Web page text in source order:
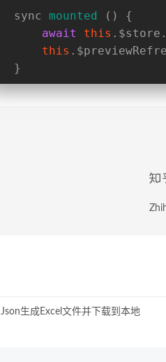
sync mounted
() {
await
this . $store .
this
}
Json生成Excel文件并下载到本地